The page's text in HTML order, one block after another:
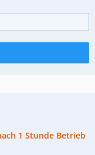
1 Stunde Betrieb